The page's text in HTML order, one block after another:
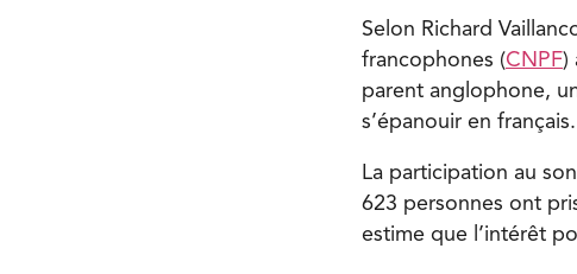
Selon Richard
francophones (CNPF)
parent anglophone,
s’épanouir en français.
La participation au
623 personnes ont
estime que l’intérêt